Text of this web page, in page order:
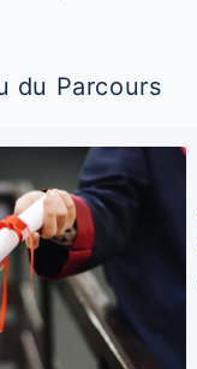
du Parcours